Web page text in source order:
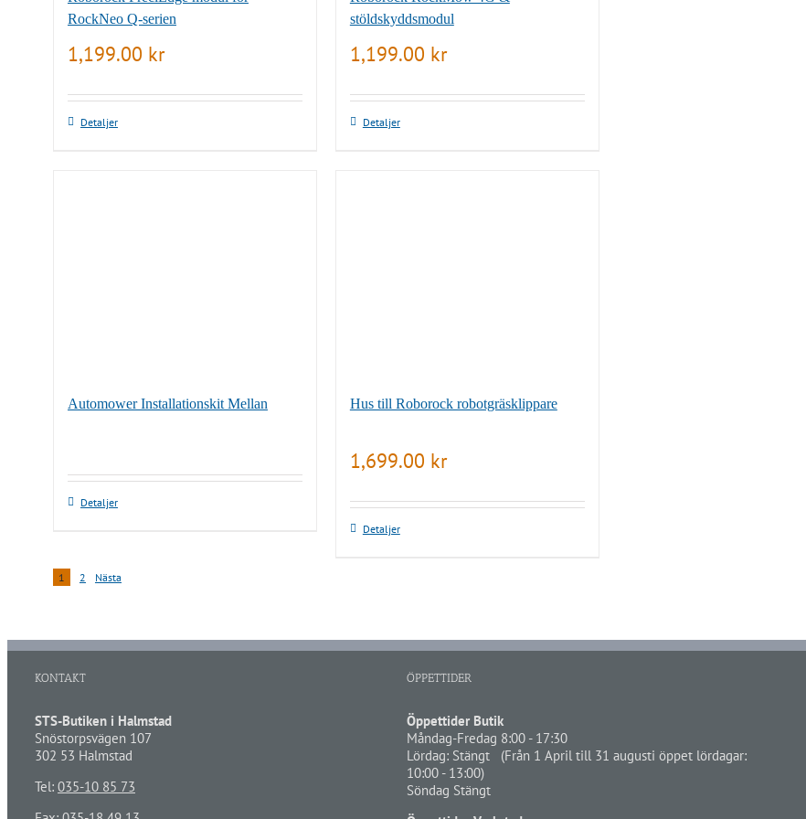
RockNeo Q-serien
1,199.00 kr
Detaljer
stöldskyddsmodul
1,199.00 kr
Detaljer
Automower Installationskit Mellan
Detaljer
Hus till Roborock robotgräsklippare
1,699.00 kr
Detaljer
1 2 Nästa
KONTAKT
STS-Butiken i Halmstad
Snöstorpsvägen 107
302 53 Halmstad
Tel: 035-10 85 73
ÖPPETTIDER
Öppettider Butik
Måndag-Fredag 8:00 - 17:30
Lördag: Stängt (Från 1 April till 31 augusti öppet lördagar:
10:00 - 13:00)
Söndag Stängt